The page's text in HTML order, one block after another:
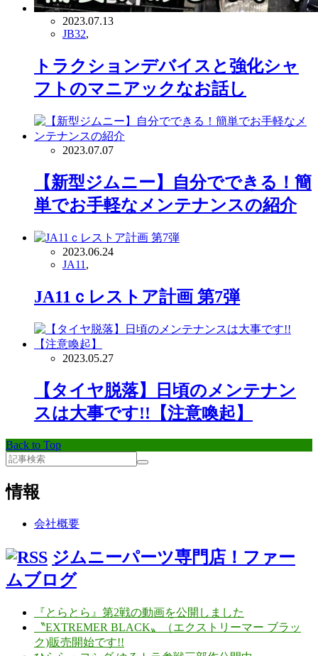
2023.07.13
JB32,
トラクションデバイスと強化シャ
フトのマニアックなお話し
2023.07.07
【新型ジムニー】自分でできる！簡
単でお手軽なメンテナンスの紹介
2023.06.24
JA11 ,
JA11ｃレストア計画 第7弾
2023.05.27
【タイヤ脱落】日頃のメンテナン
スは大事です!!【注意喚起】
Back to Top
情報
会社概要
ジムニーパーツ専門店！ファー
ムブログ
『とらとら』第2戦の動画を公開しました
〝EXTREMER BLACK〟（エクストリーマー ブラッ
ク)販売開始です!!